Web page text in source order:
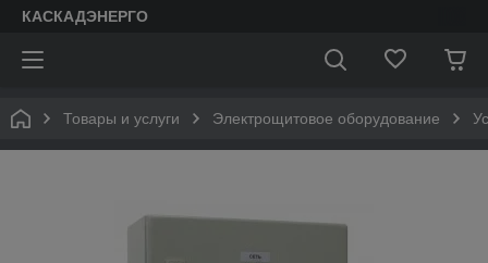
КАСКАДЭНЕРГО
Товары и услуги Электрощитовое оборудование